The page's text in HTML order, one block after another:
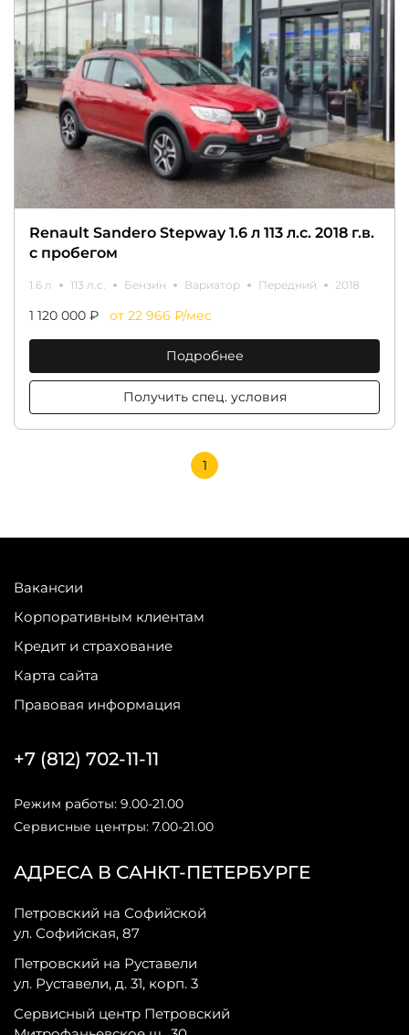
Renault Sandero Stepway 1.6 л 113 л.с. 2018 г.в.
с пробегом
1.6 л 113 л.с. Бензин Вариатор Передний 2018
1 120 000 ₽ от 22 966 ₽/мес
Подробнее
Получить спец. условия
1
Вакансии
Корпоративным клиентам
Кредит и страхование
Карта сайта
Правовая информация
АДРЕСА В САНКТ-ПЕТЕРБУРГЕ
Петровский на Софийской
ул. Софийская, 87
Петровский на Руставели
ул. Руставели, д. 31, корп. 3
Сервисный центр Петровский
+7 (812) 702-11-11
Режим работы: 9.00-21.00
Сервисные центры: 7.00-21.00